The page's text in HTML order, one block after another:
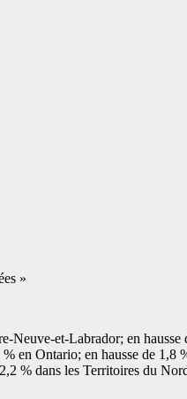
»
Neuve-et-Labrador; en
Ontario; en hausse de 1,8
% dans les Territoires du